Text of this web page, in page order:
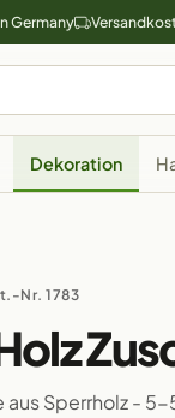
Germany
Dekoration
Nr. 1783
Sperrholz -